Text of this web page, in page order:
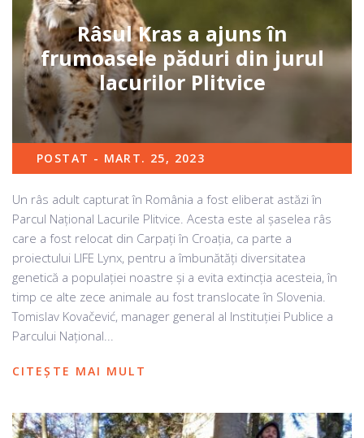
Râsul Kras a ajuns în
frumoasele păduri din jurul
lacurilor Plitvice
POSTAT - MART. 25, 2023
Un râs adult capturat în România a fost eliberat astăzi în
Parcul Național Lacurile Plitvice. Acesta este al șaselea râs
care a fost relocat din Carpați în Croația, ca parte a
proiectului LIFE Lynx, pentru a îmbunătăți diversitatea
genetică a populației noastre și a evita extincția acesteia, în
timp ce alte zece animale au fost translocate în Slovenia.
Tomislav Kovačević, manager general al Instituției Publice a
Parcului Național...
CITEȘTE MAI MULT